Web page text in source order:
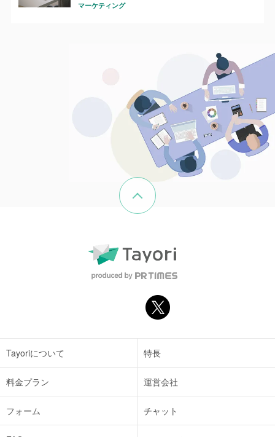
マーケティング
Tayoriについて 特長
料金プラン 運営会社
フォーム チャット